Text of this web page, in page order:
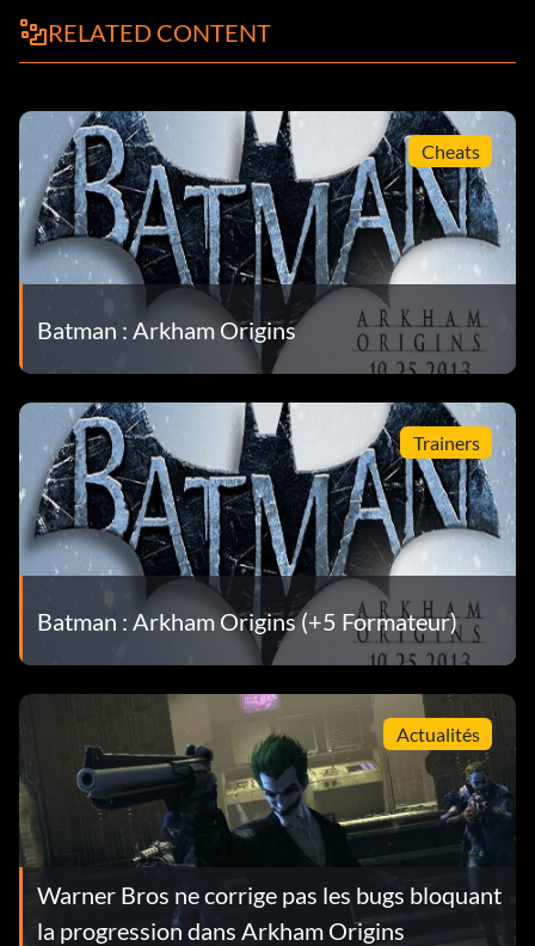
RELATED CONTENT
Cheats
Batman : Arkham Origins
Trainers
Batman : Arkham Origins (+5 Formateur)
Actualités
Warner Bros ne corrige pas les bugs bloquant
la progression dans Arkham Origins